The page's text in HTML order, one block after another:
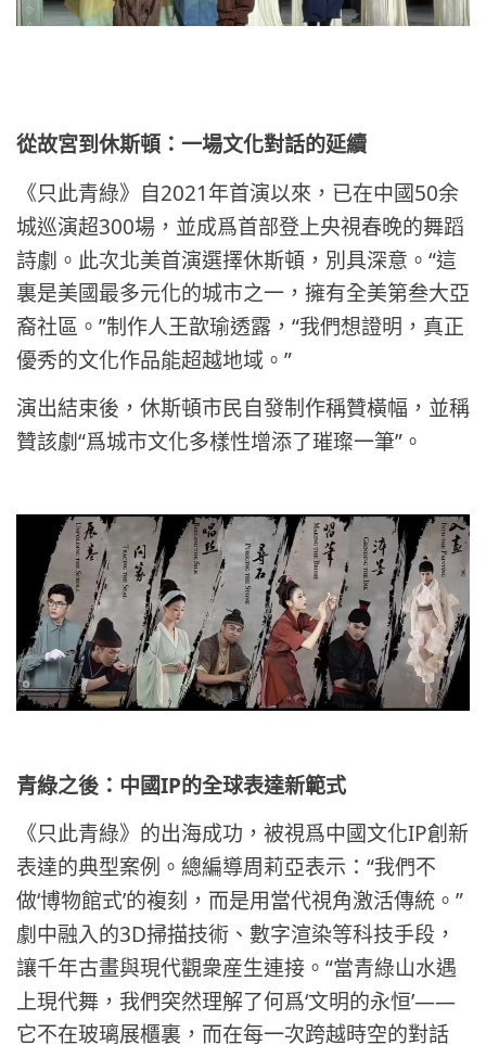
從故宮到休斯頓：一場文化對話的延續
《只此青綠》自 2021 年首演以來，已在中國 50余
城巡演超300場，並成爲首部登上央視春晚的舞蹈
詩劇。此次北美首演選擇休斯頓，別具深意。 “這
裏是美國最多元化的城市之一，擁有全美第叁大亞
裔社區。 ”制作人王歆瑜透露， “我們想證明，真正
優秀的文化作品能超越地域。 ”
演出結束後，休斯頓市民自發制作稱贊橫幅，並稱
贊該劇“爲城市文化多樣性增添了璀璨一筆” 。
青綠之後：中國IP的全球表達新範式
《只此青綠》的出海成功，被視爲中國文化IP創新
表達的典型案例。總編導周莉亞表示： “我們不
做‘博物館式’的複刻，而是用當代視角激活傳統。 ”
劇中融入的3D掃描技術、數字渲染等科技手段，
讓千年古畫與現代觀衆産生連接。 “當青綠山水遇
上現代舞，我們突然理解了何爲‘文明的永恒’——
它不在玻璃展櫃裏，而在每一次跨越時空的對話